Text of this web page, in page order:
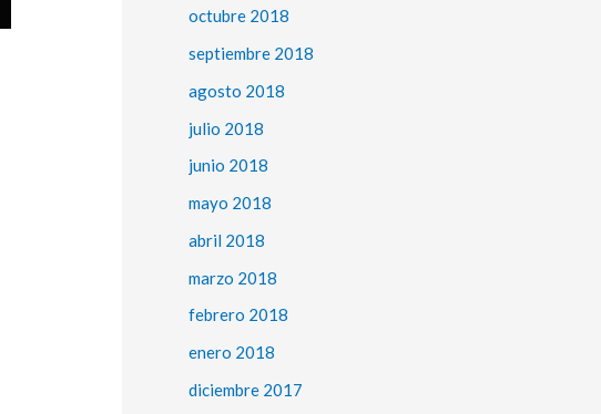
octubre 2018
septiembre 2018
agosto 2018
julio 2018
junio 2018
mayo 2018
abril 2018
marzo 2018
febrero 2018
enero 2018
diciembre 2017